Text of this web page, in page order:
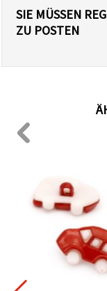
SIE MÜSSEN
ZU POSTEN